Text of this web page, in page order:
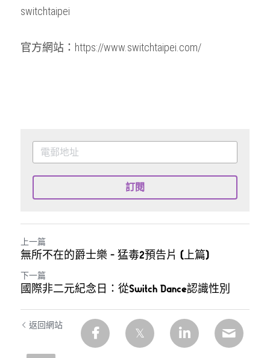
switchtaipei
官方網站： https://www.switchtaipei.com/
訂閱
上一篇
無所不在的爵士樂 - 猛毒2預告片 (上篇)
下一篇
國際非二元紀念日：從Switch Dance認識性別
返回網站